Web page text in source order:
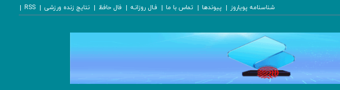
شناسنامه پویاروز پیوندها تماس با ما فـال روزانـه فال حافظ نتایج زنده ورزشی RSS